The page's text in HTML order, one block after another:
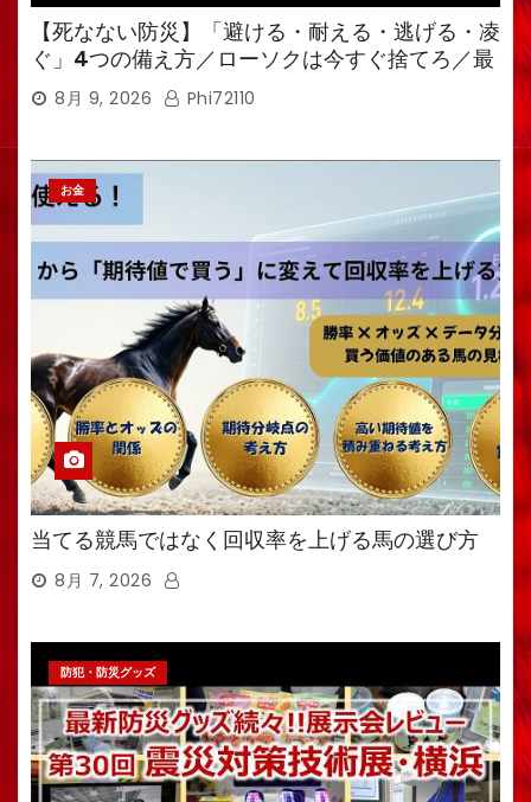
【死なない防災】「避ける・耐える・逃げる・凌
ぐ」4つの備え方／ローソクは今すぐ捨てろ／最
強備蓄食は「羊羹」／トイレ備蓄がなければ食料
も無意味
8月 9, 2026 Phi72110
お金
当てる競馬ではなく回収率を上げる馬の選び方
8月 7, 2026
防犯・防災グッズ